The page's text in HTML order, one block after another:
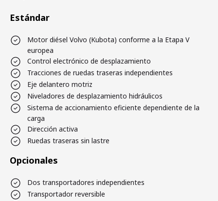
Estándar
Motor diésel Volvo (Kubota) conforme a la Etapa V
europea
Control electrónico de desplazamiento
Tracciones de ruedas traseras independientes
Eje delantero motriz
Niveladores de desplazamiento hidráulicos
Sistema de accionamiento eficiente dependiente de la
carga
Dirección activa
Ruedas traseras sin lastre
Opcionales
Dos transportadores independientes
Transportador reversible